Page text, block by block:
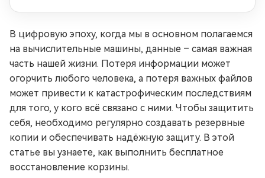
В цифровую эпоху, когда мы в основном полагаемся
на вычислительные машины, данные – самая важная
часть нашей жизни. Потеря информации может
огорчить любого человека, а потеря важных файлов
может привести к катастрофическим последствиям
для того, у кого всё связано с ними. Чтобы защитить
себя, необходимо регулярно создавать резервные
копии и обеспечивать надёжную защиту. В этой
статье вы узнаете, как выполнить бесплатное
восстановление корзины.